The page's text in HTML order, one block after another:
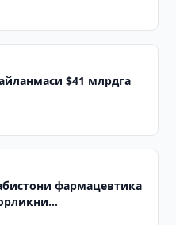
$41 млрдга
фармацевтика